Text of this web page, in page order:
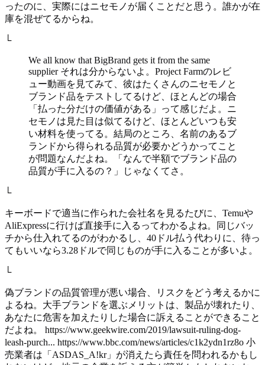
ったのに、実際にはニセモノが届くことだと思う。誰かが在
庫を混ぜてるからね。
└
We all know that BigBrand gets it from the same
supplier それは分からないよ。Project Farmのレビ
ュー動画を見てみて、彼はたくさんのニセモノと
ブランド品をテストしてるけど、ほとんどの場合
「払った分だけの価値がある」って感じだよ。ニ
セモノは見た目は似てるけど、ほとんどいつも安
い材料を使ってる。結局のところ、名前のあるブ
ランドから得られる品質が必要かどうかってこと
が問題なんだよね。「なんで半額でブランド品の
品質が手に入るの？」じゃなくてさ。
└
キーボードで適当に作られた会社名を見るたびに、Temuや
AliExpressに行けば直接手に入るってわかるよね。同じバッ
チから仕入れてるのがわかるし、40ドル払う代わりに、待っ
てもいいなら3.28ドルで同じものが手に入ることが多いよ。
└
偽ブランドの品質管理が悪い場合、リスクをどう考えるかに
よるね。大手ブランドを選ぶメリットは、製品が壊れたり、
あなたに危害を加えたりした場合に訴えることができること
だよね。 https://www.geekwire.com/2019/lawsuit-ruling-dog-
leash-purch... https://www.bbc.com/news/articles/c1k2ydn1rz8o 小
売業者は「ASDAS_A!kr」が消えたら責任を問われるかもし